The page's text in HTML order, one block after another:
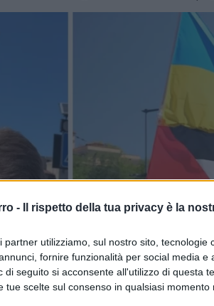
- Il rispetto della tua privacy è la
partner utilizziamo, sul nostro sito, tecnologie
fornire funzionalità per social media e
di seguito si acconsente all'utilizzo di questa
tue scelte sul consenso in qualsiasi